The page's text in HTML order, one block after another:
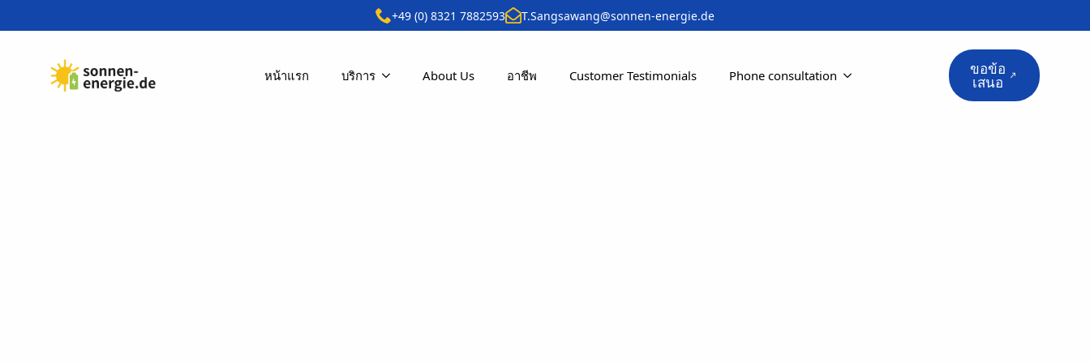
+49 (0) 8321 7882593 T.Sangsawang@sonnen-energie.de
หน้าแรก บริการ About Us อาชีพ Customer Testimonials Phone consultation ขอข้อ
เสนอ